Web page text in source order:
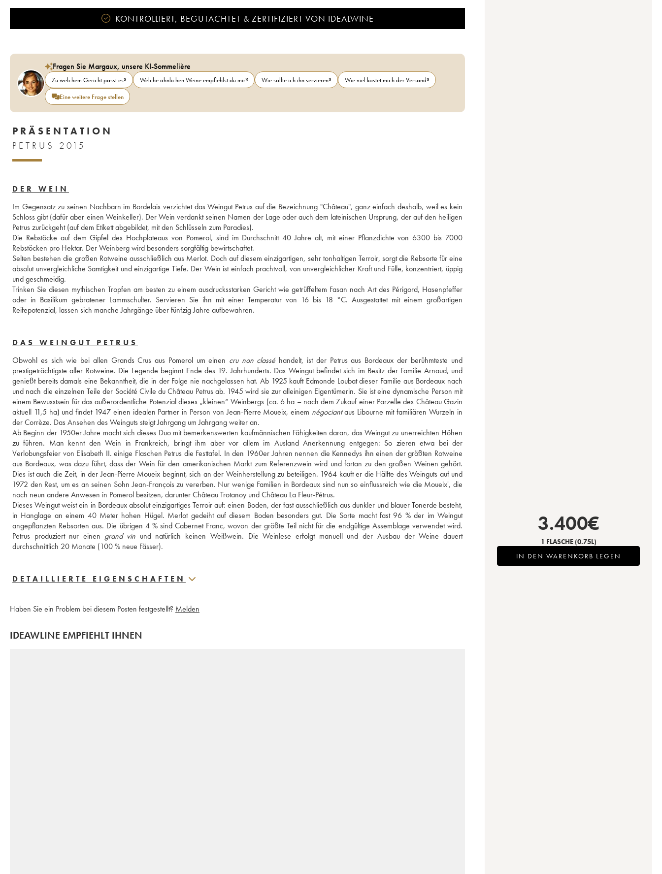
KONTROLLIERT, BEGUTACHTET & ZERTIFIZIERT VON IDEALWINE
Fragen Sie Margaux, unsere KI-Sommelière
Zu welchem Gericht passt es? Welche ähnlichen Weine empfiehlst du mir? Wie sollte ich ihn servieren?
Wie viel kostet mich der Versand?
Eine weitere Frage stellen
PRÄSENTATION
PETRUS 2015
DER WEIN
Im Gegensatz zu seinen Nachbarn im Bordelais verzichtet das Weingut Petrus auf die Bezeichnung "Château", ganz einfach deshalb, weil es kein
Schloss gibt (dafür aber einen Weinkeller). Der Wein verdankt seinen Namen der Lage oder auch dem lateinischen Ursprung, der auf den heiligen
Petrus zurückgeht (auf dem Etikett abgebildet, mit den Schlüsseln zum Paradies).
Die Rebstöcke auf dem Gipfel des Hochplateaus von Pomerol, sind im Durchschnitt 40 Jahre alt, mit einer Pflanzdichte von 6300 bis 7000
Rebstöcken pro Hektar. Der Weinberg wird besonders sorgfältig bewirtschaftet.
Selten bestehen die großen Rotweine ausschließlich aus Merlot. Doch auf diesem einzigartigen, sehr tonhaltigen Terroir, sorgt die Rebsorte für eine
absolut unvergleichliche Samtigkeit und einzigartige Tiefe. Der Wein ist einfach prachtvoll, von unvergleichlicher Kraft und Fülle, konzentriert, üppig
und geschmeidig.
Trinken Sie diesen mythischen Tropfen am besten zu einem ausdrucksstarken Gericht wie getrüffeltem Fasan nach Art des Périgord, Hasenpfeffer
oder in Basilikum gebratener Lammschulter. Servieren Sie ihn mit einer Temperatur von 16 bis 18 °C. Ausgestattet mit einem großartigen
Reifepotenzial, lassen sich manche Jahrgänge über fünfzig Jahre aufbewahren.
DAS WEINGUT PETRUS
Obwohl es sich wie bei allen Grands Crus aus Pomerol um einen cru non classé handelt, ist der Petrus aus Bordeaux der berühmteste und
prestigeträchtigste aller Rotweine. Die Legende beginnt Ende des 19. Jahrhunderts. Das Weingut befindet sich im Besitz der Familie Arnaud, und
genießt bereits damals eine Bekanntheit, die in der Folge nie nachgelassen hat. Ab 1925 kauft Edmonde Loubat dieser Familie aus Bordeaux nach
und nach die einzelnen Teile der Société Civile du Château Petrus ab. 1945 wird sie zur alleinigen Eigentümerin. Sie ist eine dynamische Person mit
einem Bewusstsein für das außerordentliche Potenzial dieses „kleinen“ Weinbergs (ca. 6 ha – nach dem Zukauf einer Parzelle des Château Gazin
aktuell 11,5 ha) und findet 1947 einen idealen Partner in Person von Jean-Pierre Moueix, einem négociant aus Libourne mit familiären Wurzeln in
der Corrèze. Das Ansehen des Weinguts steigt Jahrgang um Jahrgang weiter an.
Ab Beginn der 1950er Jahre macht sich dieses Duo mit bemerkenswerten kaufmännischen Fähigkeiten daran, das Weingut zu unerreichten Höhen
zu führen. Man kennt den Wein in Frankreich, bringt ihm aber vor allem im Ausland Anerkennung entgegen: So zieren etwa bei der
Verlobungsfeier von Elisabeth II. einige Flaschen Petrus die Festtafel. In den 1960er Jahren nennen die Kennedys ihn einen der größten Rotweine
aus Bordeaux, was dazu führt, dass der Wein für den amerikanischen Markt zum Referenzwein wird und fortan zu den großen Weinen gehört.
Dies ist auch die Zeit, in der Jean-Pierre Moueix beginnt, sich an der Weinherstellung zu beteiligen. 1964 kauft er die Hälfte des Weinguts auf und
1972 den Rest, um es an seinen Sohn Jean-François zu vererben. Nur wenige Familien in Bordeaux sind nun so einflussreich wie die Moueix', die
noch neun andere Anwesen in Pomerol besitzen, darunter Château Trotanoy und Château La Fleur-Pétrus.
Dieses Weingut weist ein in Bordeaux absolut einzigartiges Terroir auf: einen Boden, der fast ausschließlich aus dunkler und blauer Tonerde besteht,
in Hanglage an einem 40 Meter hohen Hügel. Merlot gedeiht auf diesem Boden besonders gut. Die Sorte macht fast 96 % der im Weingut
angepflanzten Rebsorten aus. Die übrigen 4 % sind Cabernet Franc, wovon der größte Teil nicht für die endgültige Assemblage verwendet wird.
Petrus produziert nur einen grand vin und natürlich keinen Weißwein. Die Weinlese erfolgt manuell und der Ausbau der Weine dauert
durchschnittlich 20 Monate (100 % neue Fässer).
DETAILLIERTE EIGENSCHAFTEN
Haben Sie ein Problem bei diesem Posten festgestellt? Melden
IDEAWLINE EMPFIEHLT IHNEN
3.400€
1 FLASCHE (0.75L)
IN DEN WARENKORB LEGEN